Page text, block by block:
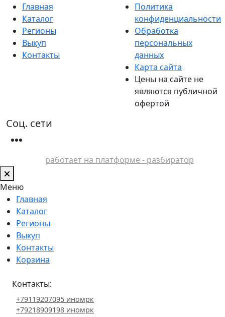
Главная
Каталог
Регионы
Выкуп
Контакты
Политика
конфиденциальности
Обработка
персональных
данных
Карта сайта
Цены на сайте не
являются публичной
офертой
Соц. сети
работает на платформе - разбиратор
Меню
Главная
Каталог
Регионы
Выкуп
Контакты
Корзина
Контакты:
+79119207095 иномрк
+79218909198 иномрк